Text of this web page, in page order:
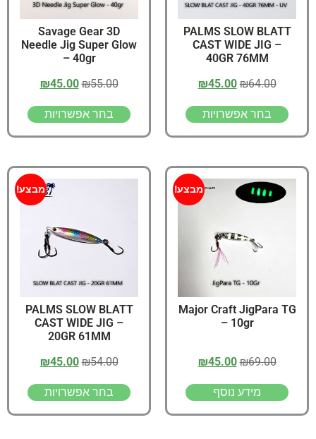
PALMS SLOW BLATT
CAST WIDE JIG –
40GR 76MM
₪64.00
₪45.00
בחר אפשרויות
Savage Gear 3D
Needle Jig Super Glow
– 40gr
₪55.00
₪45.00
בחר אפשרויות
מבצע!
Major Craft JigPara TG
– 10gr
₪69.00
₪45.00
מידע נוסף
מבצע!
PALMS SLOW BLATT
CAST WIDE JIG –
20GR 61MM
₪54.00
₪45.00
בחר אפשרויות